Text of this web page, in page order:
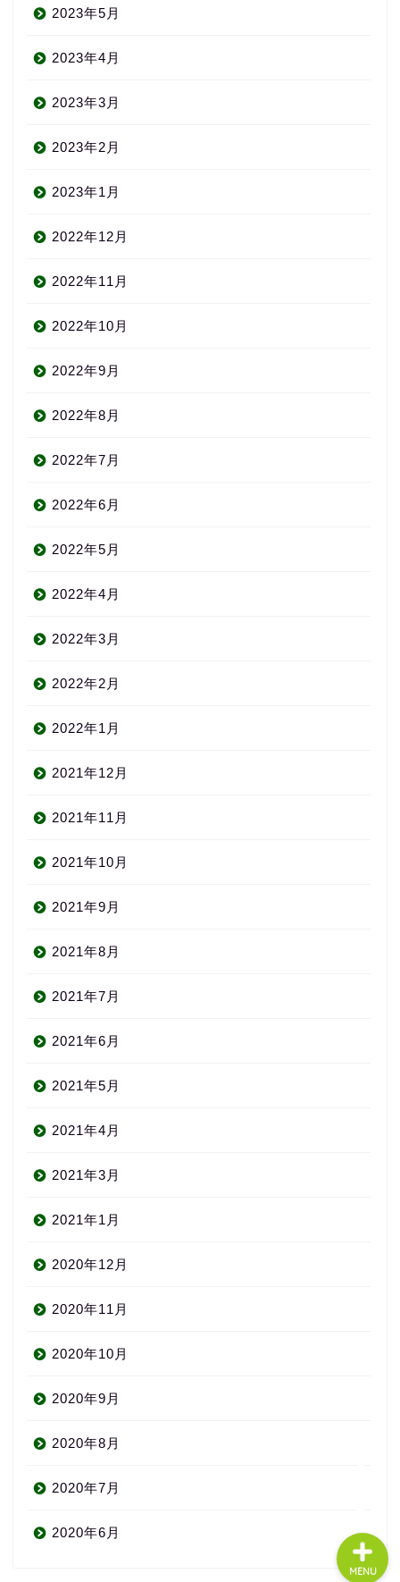
2023年5月
2023年4月
2023年3月
2023年2月
2023年1月
2022年12月
2022年11月
2022年10月
2022年9月
2022年8月
2022年7月
2022年6月
2022年5月
2022年4月
2022年3月
2022年2月
2022年1月
2021年12月
2021年11月
2021年10月
2021年9月
2021年8月
2021年7月
2021年6月
2021年5月
2021年4月
2021年3月
2021年1月
2020年12月
2020年11月
2020年10月
2020年9月
2020年8月
2020年7月
2020年6月
MENU